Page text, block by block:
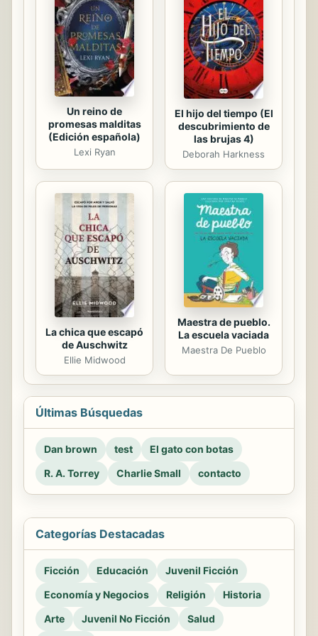
Un reino de
promesas malditas
(Edición española)
Lexi Ryan
El hijo del tiempo (El
descubrimiento de
las brujas 4)
Deborah Harkness
La chica que escapó
de Auschwitz
Ellie Midwood
Maestra de pueblo.
La escuela vaciada
Maestra De Pueblo
Últimas Búsquedas
Dan brown test
El gato con botas
R. A. Torrey
Charlie Small contacto
Categorías Destacadas
Ficción Educación
Juvenil Ficción
Economía y Negocios
Religión
Historia
Arte
Juvenil No Ficción Salud